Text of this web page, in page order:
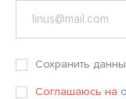
Сохранить
Соглашаюсь на